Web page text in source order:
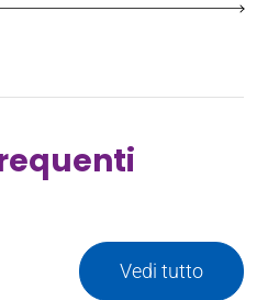
Vedi tutto